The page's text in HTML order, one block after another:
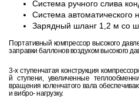
Система ручного слива
Система автоматического
Зарядный шланг 1,2 м со
Портативный компрессор высокого
заправки баллонов воздухом высокого
3-х ступенчатая конструкция
й ступени, увеличенные
вращения коленчатого вала
и вибро- нагрузку.